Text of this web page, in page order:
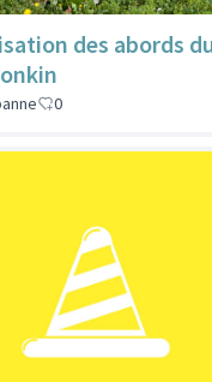
des abords
0